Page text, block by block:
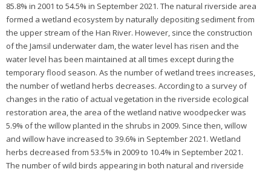
85.8% in 2001 to 54.5% in September 2021. The natural riverside area
formed a wetland ecosystem by naturally depositing sediment from
the upper stream of the Han River. However, since the construction
of the Jamsil underwater dam, the water level has risen and the
water level has been maintained at all times except during the
temporary flood season. As the number of wetland trees increases,
the number of wetland herbs decreases. According to a survey of
changes in the ratio of actual vegetation in the riverside ecological
restoration area, the area of the wetland native woodpecker was
5.9% of the willow planted in the shrubs in 2009. Since then, willow
and willow have increased to 39.6% in September 2021. Wetland
herbs decreased from 53.5% in 2009 to 10.4% in September 2021.
The number of wild birds appearing in both natural and riverside